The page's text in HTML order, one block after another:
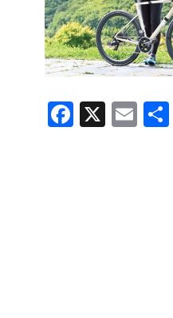
F
X
E